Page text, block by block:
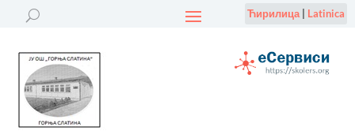
Ћирилица| Latinica